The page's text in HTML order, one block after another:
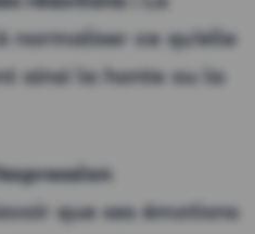
normaliser ce qu’elle
ainsi la honte ou la
que ses émotions